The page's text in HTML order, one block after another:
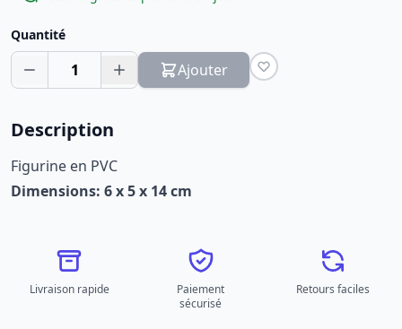
Quantité
1 Ajouter
Description
Figurine en PVC
Dimensions: 6 x 5 x 14 cm
Livraison rapide
Paiement
sécurisé
Retours faciles